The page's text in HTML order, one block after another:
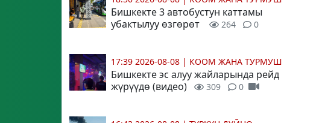
Бишкекте 3 автобустун каттамы
убактылуу өзгөрөт
264 0
17:39 2026-08-08 | КООМ ЖАНА ТУРМУШ
Бишкекте эс алуу жайларында рейд
жүрүүдө (видео)
309 0